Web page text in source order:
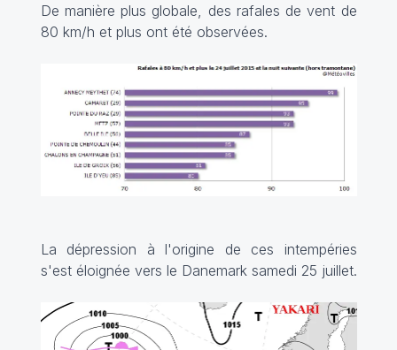
De manière plus globale, des rafales de vent de
80 km/h et plus ont été observées.
La dépression à l'origine de ces intempéries
s'est éloignée vers le Danemark samedi 25 juillet.